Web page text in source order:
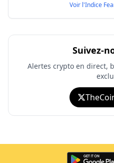
Voir l'Indice
Suivez-
Alertes crypto en direct,